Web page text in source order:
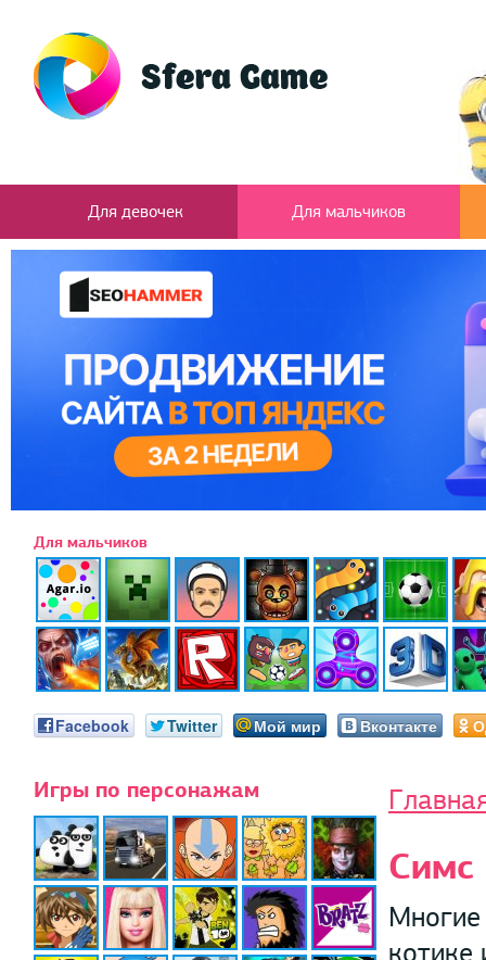
Для девочек Для мальчиков
Для мальчиков
Facebook Twitter Мой мир Вконтакте
Игры по персонажам
котике